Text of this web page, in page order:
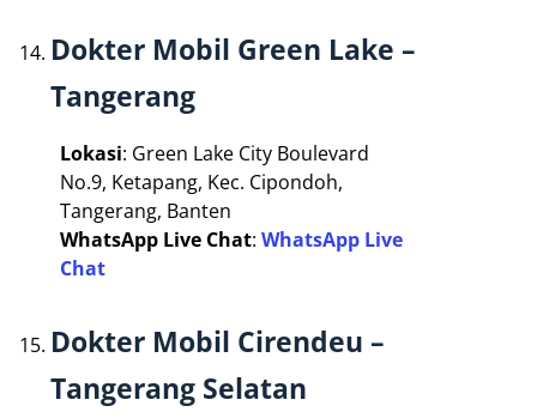
Dokter Mobil Green Lake –
Tangerang
Lokasi: Green Lake City Boulevard
No.9, Ketapang, Kec. Cipondoh,
Tangerang, Banten
WhatsApp Live Chat: WhatsApp Live
Chat
Dokter Mobil Cirendeu –
Tangerang Selatan